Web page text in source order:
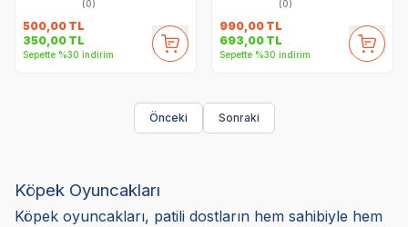
(0)
500,00 TL
350,00 TL
Sepette %30 indirim
(0)
990,00 TL
693,00 TL
Sepette %30 indirim
Önceki Sonraki
Köpek Oyuncakları
Köpek oyuncakları, patili dostların hem sahibiyle hem